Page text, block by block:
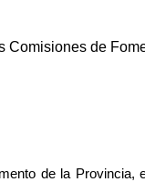
Comisiones de
de la